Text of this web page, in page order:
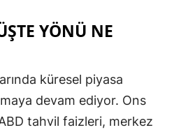
YÖNÜ NE
küresel piyasa
devam ediyor. Ons
tahvil faizleri, merkez